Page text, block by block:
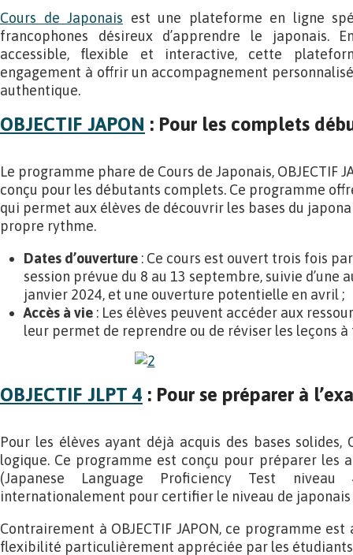
Cours de Japonais est une plateforme en ligne
francophones désireux d’apprendre le japonais.
accessible, flexible et interactive, cette
engagement à offrir un accompagnement
authentique.
OBJECTIF JAPON : Pour les complets
Le programme phare de Cours de Japonais, OBJECTIF
conçu pour les débutants complets. Ce programme
qui permet aux élèves de découvrir les bases du
propre rythme.
Dates d’ouverture : Ce cours est ouvert trois fois
session prévue du 8 au 13 septembre, suivie d’une
janvier 2024, et une ouverture potentielle en avril ;
Accès à vie : Les élèves peuvent accéder aux
leur permet de reprendre ou de réviser les leçons
OBJECTIF JLPT 4 : Pour se préparer à
Pour les élèves ayant déjà acquis des bases solides,
logique. Ce programme est conçu pour préparer les
(Japanese Language Proficiency Test
internationalement pour certifier le niveau de japonais
Contrairement à OBJECTIF JAPON, ce programme est
flexibilité particulièrement appréciée par les